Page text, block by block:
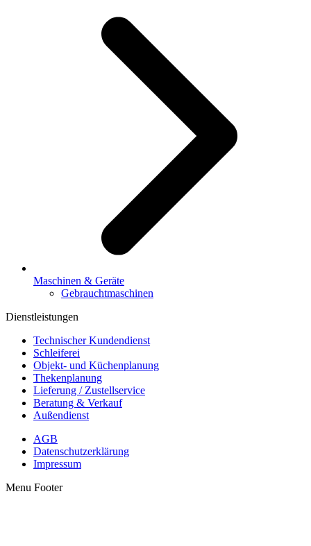
Maschinen & Geräte
Gebrauchtmaschinen
Dienstleistungen
Technischer Kundendienst
Schleiferei
Objekt- und Küchenplanung
Thekenplanung
Lieferung / Zustellservice
Beratung & Verkauf
Außendienst
AGB
Datenschutzerklärung
Impressum
Menu Footer